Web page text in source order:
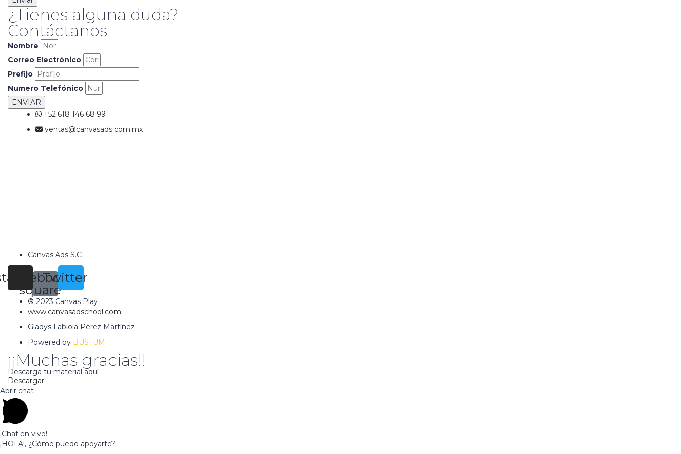
¿Tienes alguna duda?
Contáctanos
Nombre
Correo Electrónico
Prefijo
Numero Telefónico
ENVIAR
+52 618 146 68 99
ventas@canvasads.com.mx
Canvas Ads S.C
Facebook-
square
Twitter
® 2023 Canvas Play
www.canvasadschool.com
Gladys Fabiola Pérez Martínez
Powered by BUSTUM
¡¡Muchas gracias!!
Descarga tu material aquí
Descargar
Abrir chat
¡Chat en vivo!
¡HOLA!, ¿Cómo puedo apoyarte?